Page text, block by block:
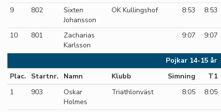
9 802
Sixten
Johansson
OK Kullingshof 8:53 8:53
10 801
Zacharias
Karlsson
9:07 9:07
Pojkar 14-15 år
Plac.
Startnr. Namn Klubb Simning
T1
1
903
Oskar
Holmes
Triathlonväst 8:05 8:05